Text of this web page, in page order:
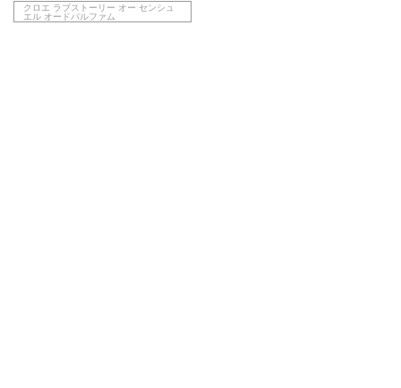
クロエ ラブストーリー オー センシュ
エル オードパルファム